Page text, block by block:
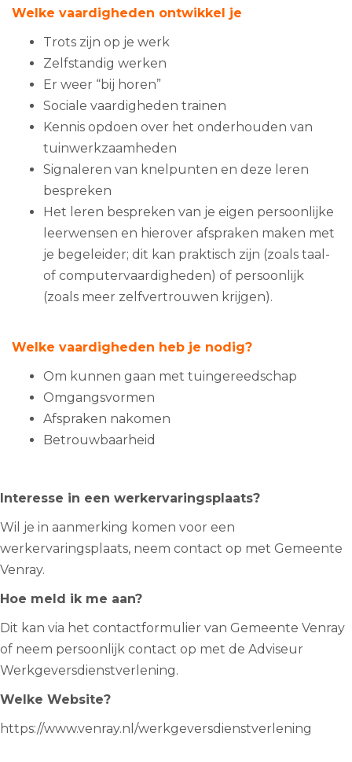
Welke vaardigheden ontwikkel je
Trots zijn op je werk
Zelfstandig werken
Er weer “bij horen”
Sociale vaardigheden trainen
Kennis opdoen over het onderhouden van
tuinwerkzaamheden
Signaleren van knelpunten en deze leren
bespreken
Het leren bespreken van je eigen persoonlijke
leerwensen en hierover afspraken maken met
je begeleider; dit kan praktisch zijn (zoals taal-
of computervaardigheden) of persoonlijk
(zoals meer zelfvertrouwen krijgen).
Welke vaardigheden heb je nodig?
Om kunnen gaan met tuingereedschap
Omgangsvormen
Afspraken nakomen
Betrouwbaarheid
Interesse in een werkervaringsplaats?
Wil je in aanmerking komen voor een
werkervaringsplaats, neem contact op met Gemeente
Venray.
Hoe meld ik me aan?
Dit kan via het contactformulier van Gemeente Venray
of neem persoonlijk contact op met de Adviseur
Werkgeversdienstverlening.
Welke Website?
https://www.venray.nl/werkgeversdienstverlening